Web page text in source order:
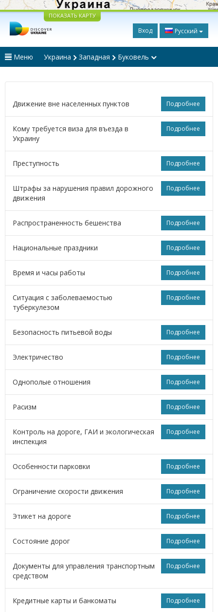
ПОКАЗАТЬ КАРТУ
Вход Русский
Меню Украина Западная Буковель
Подробнее
Движение вне населенных пунктов
Подробнее
Кому требуется виза для въезда в
Украину
Подробнее
Преступность
Подробнее
Штрафы за нарушения правил дорожного
движения
Подробнее
Распространенность бешенства
Подробнее
Национальные праздники
Подробнее
Время и часы работы
Подробнее
Ситуация с заболеваемостью
туберкулезом
Подробнее
Безопасность питьевой воды
Подробнее
Электричество
Подробнее
Однополые отношения
Подробнее
Расизм
Подробнее
Контроль на дороге, ГАИ и экологическая
инспекция
Подробнее
Особенности парковки
Подробнее
Ограничение скорости движения
Подробнее
Этикет на дороге
Подробнее
Состояние дорог
Подробнее
Документы для управления транспортным
средством
Подробнее
Кредитные карты и банкоматы